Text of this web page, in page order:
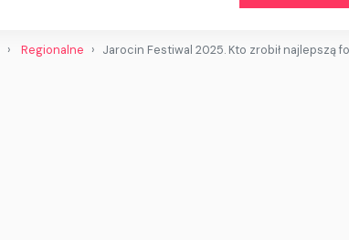
Regionalne Jarocin Festiwal 2025. Kto zrobił najlepszą